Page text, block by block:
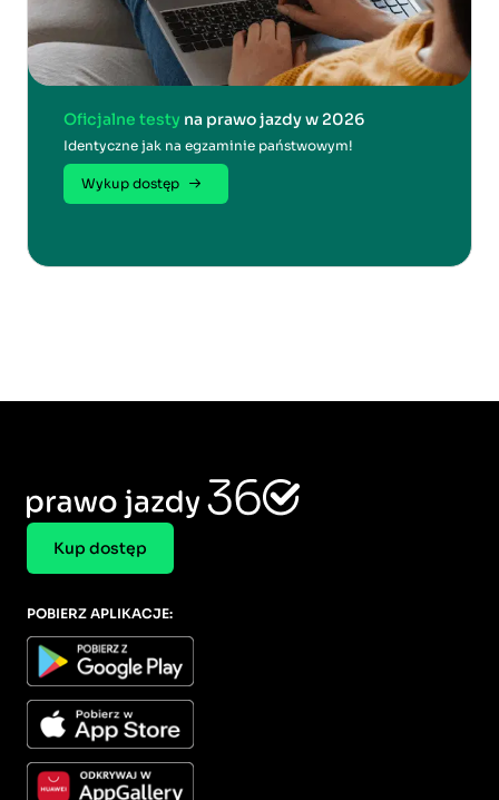
Oficjalne testy na prawo jazdy w 2026
Identyczne jak na egzaminie państwowym!
Wykup dostęp
Kup dostęp
POBIERZ APLIKACJE: